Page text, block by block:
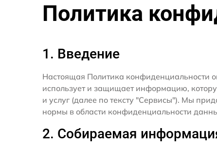
Политика
1. Введение
Настоящая Политика конфиденциальности
использует и защищает информацию,
и услуг (далее по тексту "Сервисы"). Мы
нормы в области конфиденциальности
2. Собираемая